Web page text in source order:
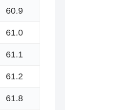
60.9
61.0
61.1
61.2
61.8